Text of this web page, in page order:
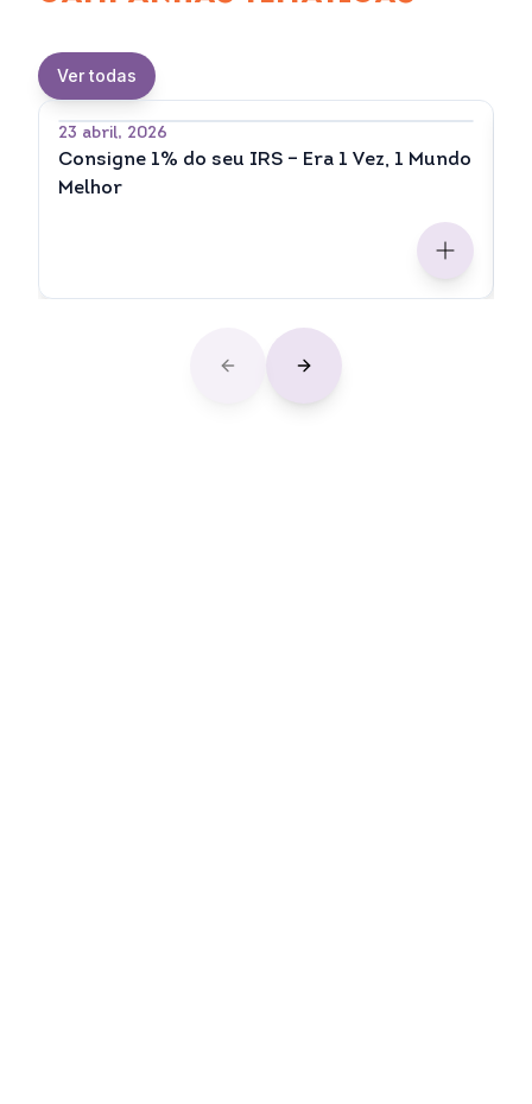
Ver todas
23 abril, 2026
Consigne 1% do seu IRS – Era 1 Vez, 1 Mundo
Melhor
Previous slideNext slide